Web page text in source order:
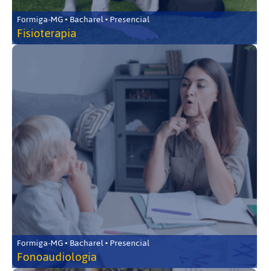
Formiga-MG • Bacharel • Presencial
Fisioterapia
Formiga-MG • Bacharel • Presencial
Fonoaudiologia